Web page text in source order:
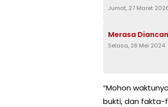
Jumat, 27 Maret
Merasa
Selasa, 28 Mei 2024
“Mohon
bukti, dan fakta-